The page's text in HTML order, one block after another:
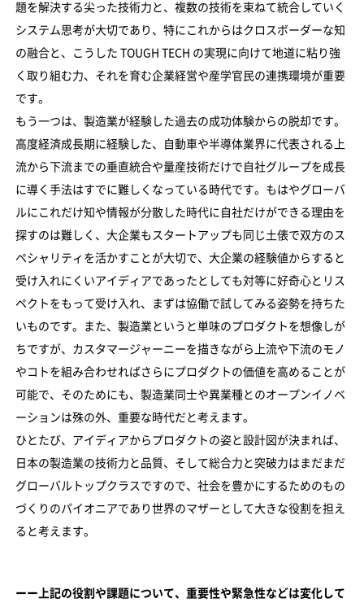
題を解決する尖った技術力と、複数の技術を束ねて統合していく
システム思考が大切であり、特にこれからはクロスボーダーな知
の融合と、こうした TOUGH TECH の実現に向けて地道に粘り強
く取り組む力、それを育む企業経営や産学官民の連携環境が重要
です。
もう一つは、製造業が経験した過去の成功体験からの脱却です。
高度経済成長期に経験した、自動車や半導体業界に代表される上
流から下流までの垂直統合や量産技術だけで自社グループを成長
に導く手法はすでに難しくなっている時代です。もはやグローバ
ルにこれだけ知や情報が分散した時代に自社だけができる理由を
探すのは難しく、大企業もスタートアップも同じ土俵で双方のス
ペシャリティを活かすことが大切で、大企業の経験値からすると
受け入れにくいアイディアであったとしても対等に好奇心とリス
ペクトをもって受け入れ、まずは協働で試してみる姿勢を持ちた
いものです。また、製造業というと単味のプロダクトを想像しが
ちですが、カスタマージャーニーを描きながら上流や下流のモノ
やコトを組み合わせればさらにプロダクトの価値を高めることが
可能で、そのためにも、製造業同士や異業種とのオープンイノベ
ーションは殊の外、重要な時代だと考えます。
ひとたび、アイディアからプロダクトの姿と設計図が決まれば、
日本の製造業の技術力と品質、そして総合力と突破力はまだまだ
グローバルトップクラスですので、社会を豊かにするためのもの
づくりのパイオニアであり世界のマザーとして大きな役割を担え
ると考えます。
ーー上記の役割や課題について、重要性や緊急性などは変化して